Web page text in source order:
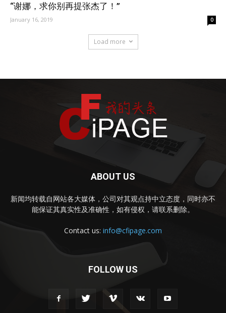
“谢娜，求你别再提张杰了！”
January 16, 2019 0
Load more
ABOUT US
新闻均转载自网站各大媒体，公司对其观点持中立态度，同时亦不
能保证其真实性及准确性，如有侵权，请联系删除。
Contact us: info@cfipage.com
FOLLOW US